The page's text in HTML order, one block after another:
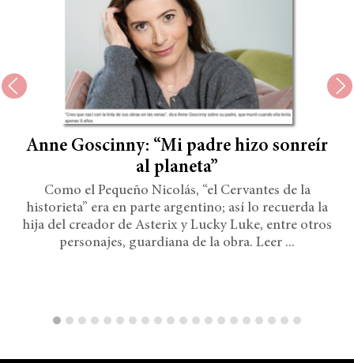
Anne Goscinny: “Mi padre hizo sonreír
al planeta”
Como el Pequeño Nicolás, “el Cervantes de la
historieta” era en parte argentino; así lo recuerda la
hija del creador de Asterix y Lucky Luke, entre otros
personajes, guardiana de la obra. Leer ...